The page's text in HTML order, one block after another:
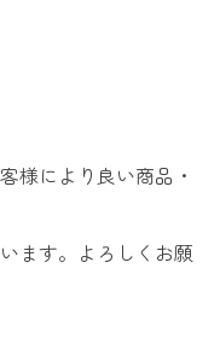
様により良い商品・
ます。よろしくお願